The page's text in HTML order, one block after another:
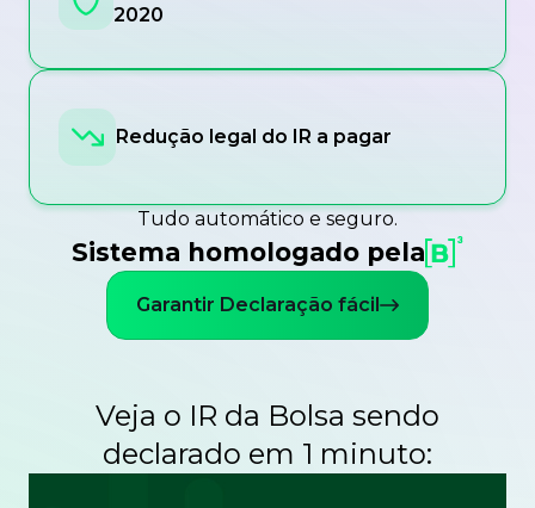
2020
Redução legal do IR a pagar
Tudo automático e seguro.
Sistema homologado pela
Garantir Declaração fácil
Veja o IR da Bolsa sendo
declarado em 1 minuto: